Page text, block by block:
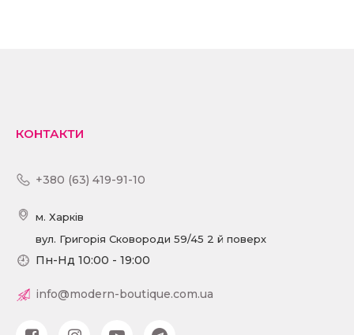
КОНТАКТИ
+380 (63) 419-91-10
м. Харків
вул. Григорія Сковороди 59/45 2 й поверх
Пн-Нд 10:00 - 19:00
info@modern-boutique.com.ua